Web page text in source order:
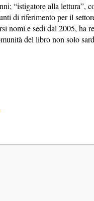
“istigatore alla lettura”,
di riferimento per il
nomi e sedi dal 2005, ha
del libro non solo